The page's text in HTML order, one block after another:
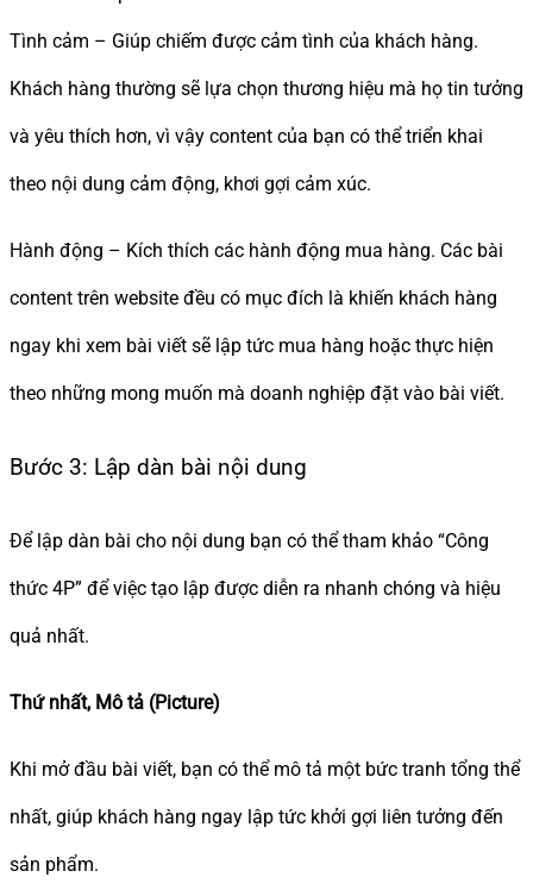
Tình cảm – Giúp chiếm được cảm tình của khách hàng.
Khách hàng thường sẽ lựa chọn thương hiệu mà họ tin tưởng
và yêu thích hơn, vì vậy content của bạn có thể triển khai
theo nội dung cảm động, khơi gợi cảm xúc.
Hành động – Kích thích các hành động mua hàng. Các bài
content trên website đều có mục đích là khiến khách hàng
ngay khi xem bài viết sẽ lập tức mua hàng hoặc thực hiện
theo những mong muốn mà doanh nghiệp đặt vào bài viết.
Bước 3: Lập dàn bài nội dung
Để lập dàn bài cho nội dung bạn có thể tham khảo “Công
thức 4P” để việc tạo lập được diễn ra nhanh chóng và hiệu
quả nhất.
Thứ nhất, Mô tả (Picture)
Khi mở đầu bài viết, bạn có thể mô tả một bức tranh tổng thể
nhất, giúp khách hàng ngay lập tức khởi gợi liên tưởng đến
sản phẩm.